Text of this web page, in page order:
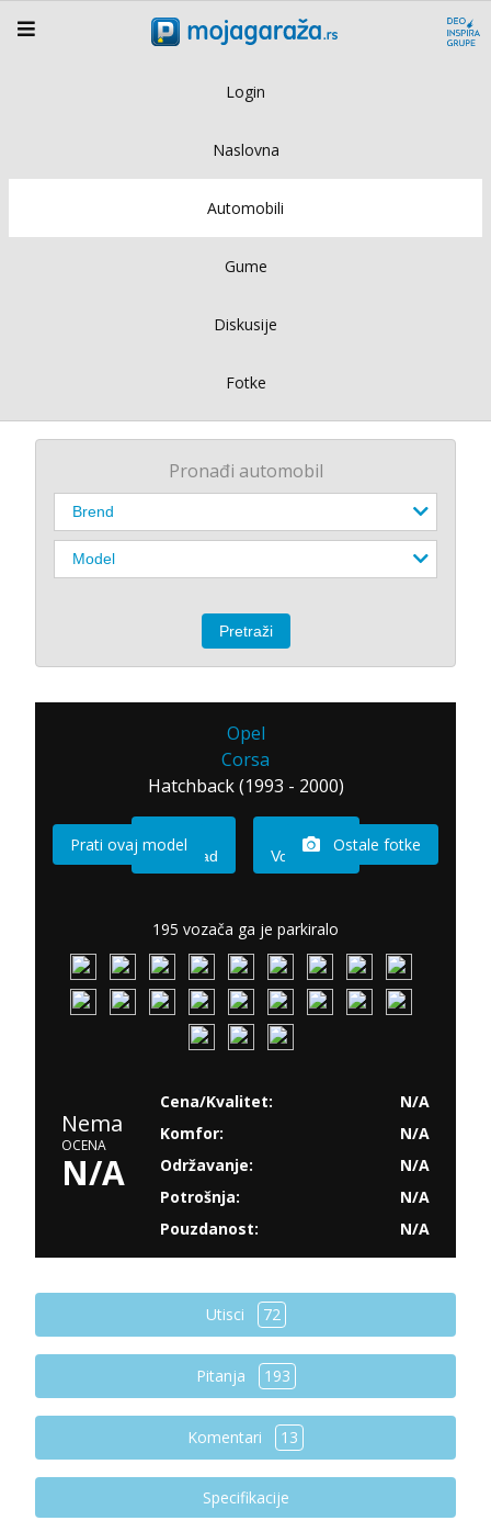
Login
Naslovna
Automobili
Gume
Diskusije
Fotke
Pronađi automobil
Opel
Corsa
Hatchback (1993 - 2000)
Imam sad Vozio sam
Prati ovaj model Ostale fotke
195 vozača ga je parkiralo
Nema
OCENA
N/A
Cena/Kvalitet:
N/A
Komfor:
N/A
Održavanje:
N/A
Potrošnja:
N/A
Pouzdanost:
N/A
Utisci 72
Pitanja 193
Komentari 13
Specifikacije